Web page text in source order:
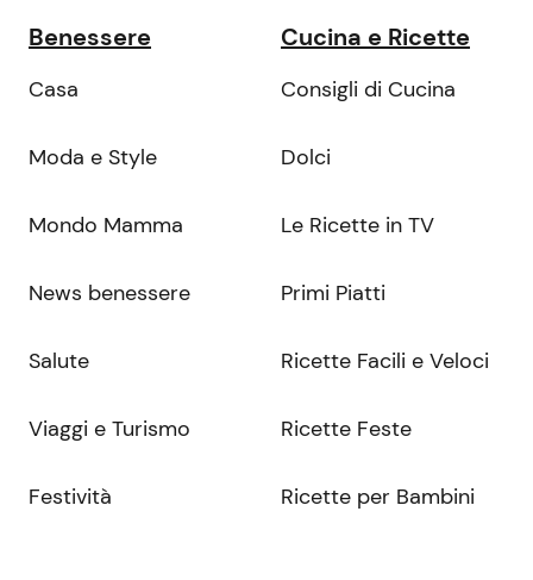
Benessere
Casa
Moda e Style
Mondo Mamma
News benessere
Salute
Viaggi e Turismo
Festività
Cucina e Ricette
Consigli di Cucina
Dolci
Le Ricette in TV
Primi Piatti
Ricette Facili e Veloci
Ricette Feste
Ricette per Bambini